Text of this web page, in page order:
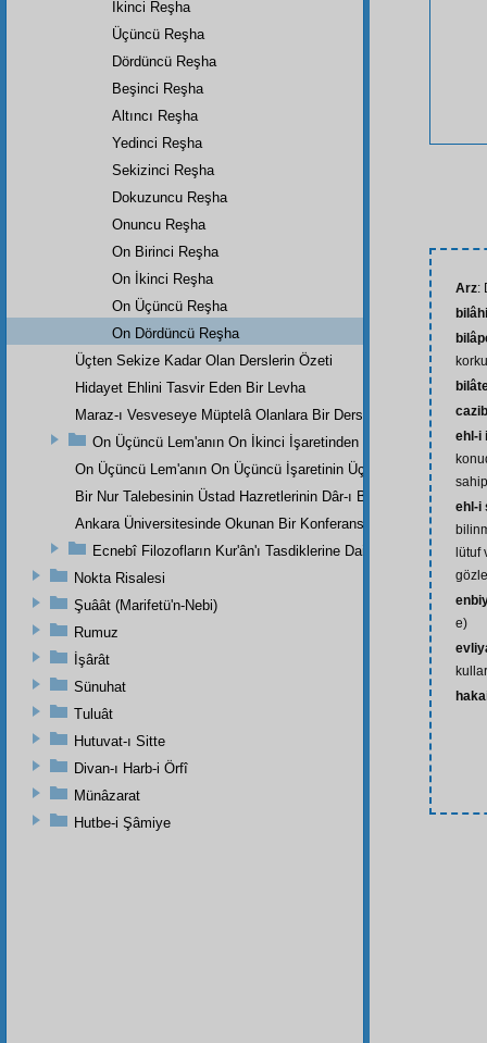
Arz:
ehl-i
ehl-i
lütuf
e)
İkinci Reşha
Üçüncü Reşha
Dördüncü Reşha
Beşinci Reşha
Altıncı Reşha
Yedinci Reşha
Sekizinci Reşha
Dokuzuncu Reşha
Onuncu Reşha
On Birinci Reşha
On İkinci Reşha
On Üçüncü Reşha
On Dördüncü Reşha
Üçten Sekize Kadar Olan Derslerin Özeti
Hidayet Ehlini Tasvir Eden Bir Levha
Maraz-ı Vesveseye Müptelâ Olanlara Bir Ders
On Üçüncü Lem'anın On İkinci İşaretinden
On Üçüncü Lem'anın On Üçüncü İşaretinin Üçüncü Noktasından
Bir Nur Talebesinin Üstad Hazretlerinin Dâr-ı Bekaya
Ankara Üniversitesinde Okunan Bir Konferans
Ecnebî Filozofların Kur'ân'ı Tasdiklerine Dair Şehadetleri
Nokta Risalesi
Şuâât (Marifetü'n-Nebi)
Rumuz
İşârât
Sünuhat
Tuluât
Hutuvat-ı Sitte
Divan-ı Harb-i Örfî
Münâzarat
Hutbe-i Şâmiye